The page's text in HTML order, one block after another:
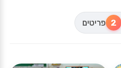
2 פריטים